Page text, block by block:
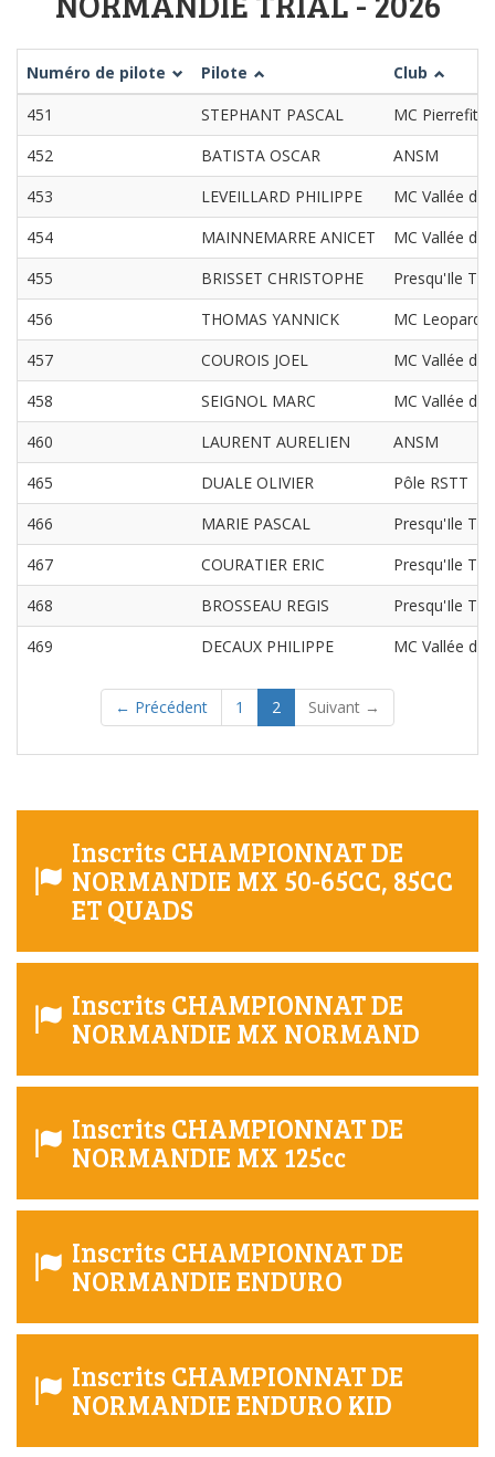
Numéro de pilote Pilote
Club
451
STEPHANT PASCAL
MC Pierrefitte
452
BATISTA OSCAR
ANSM
453
LEVEILLARD PHILIPPE
MC Vallée de
454
MAINNEMARRE ANICET
MC Vallée de
455
BRISSET CHRISTOPHE
Presqu'Ile TT
456
THOMAS YANNICK
MC Leopards
457
COUROIS JOEL
MC Vallée de
458
SEIGNOL MARC
MC Vallée de
460
LAURENT AURELIEN
ANSM
465
DUALE OLIVIER
Pôle RSTT
466
MARIE PASCAL
Presqu'Ile TT
467
COURATIER ERIC
Presqu'Ile TT
468
BROSSEAU REGIS
Presqu'Ile TT
469
DECAUX PHILIPPE MC Vallée de
← Précédent 1 2 (current)
Suivant →
Inscrits CHAMPIONNAT DE
NORMANDIE MX 50-65CC, 85CC
ET QUADS
Inscrits CHAMPIONNAT DE
NORMANDIE MX NORMAND
Inscrits CHAMPIONNAT DE
NORMANDIE MX 125cc
Inscrits CHAMPIONNAT DE
NORMANDIE ENDURO
Inscrits CHAMPIONNAT DE
NORMANDIE ENDURO KID